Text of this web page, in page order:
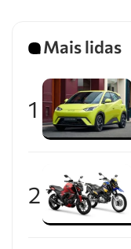
Mais lidas
1
2